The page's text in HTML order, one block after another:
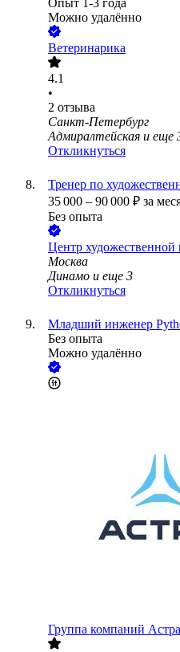
Опыт 1-3 года
Можно удалённо
Ветеринарика
4.1
•
2 отзыва
Санкт-Петербург
Адмиралтейская и еще
Откликнуться
Тренер по
35 000 – 90 000 ₽ за
Без опыта
Центр
Москва
Динамо и еще 3
Откликнуться
Младший инженер
Без опыта
Можно удалённо
Группа компаний Астра